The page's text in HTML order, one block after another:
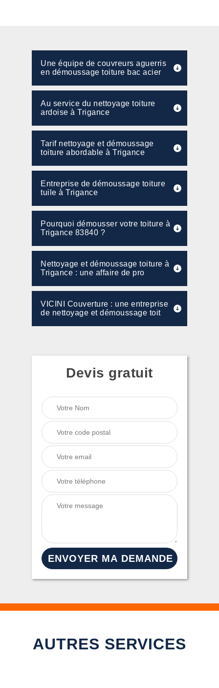
Une équipe de couvreurs aguerris
en démoussage toiture bac acier
Au service du nettoyage toiture
ardoise à Trigance
Tarif nettoyage et démoussage
toiture abordable à Trigance
Entreprise de démoussage toiture
tuile à Trigance
Pourquoi démousser votre toiture à
Trigance 83840 ?
Nettoyage et démoussage toiture à
Trigance : une affaire de pro
VICINI Couverture : une entreprise
de nettoyage et démoussage toit
Devis gratuit
AUTRES SERVICES